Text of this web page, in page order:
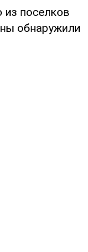
из поселков
обнаружили